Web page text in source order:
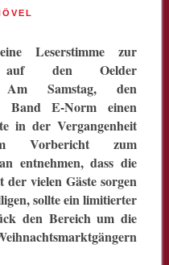
Leserstimme zur
auf den Oelder
Am Samstag, den
Band E-Norm einen
in der Vergangenheit
Vorbericht zum
entnehmen, dass die
vielen Gäste sorgen
sollte ein limitierter
den Bereich um die